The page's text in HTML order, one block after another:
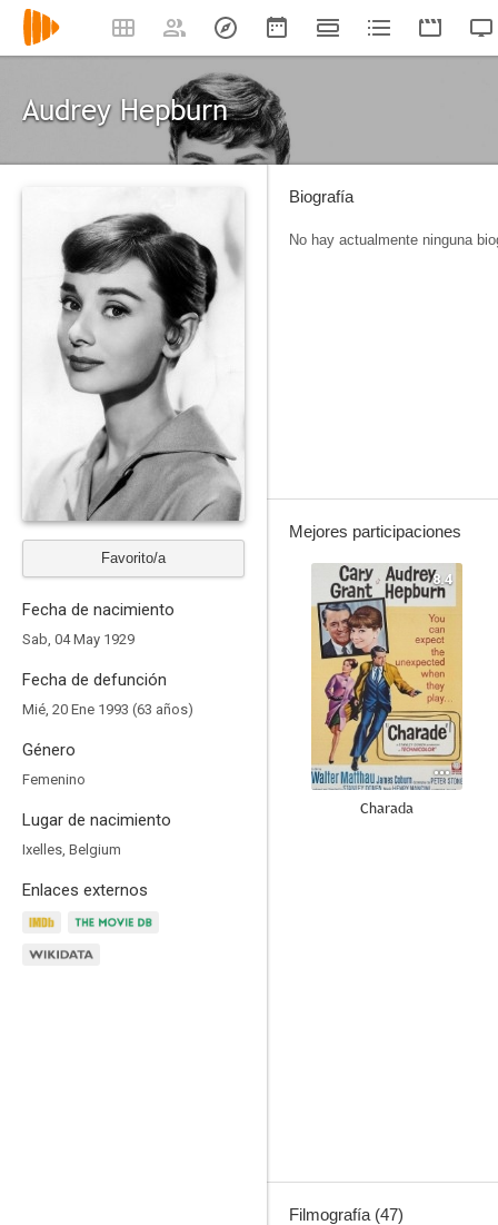
Audrey Hepburn
Favorito/a
Fecha de nacimiento
Sab, 04 May 1929
Fecha de defunción
Mié, 20 Ene 1993 (63 años)
Género
Femenino
Lugar de nacimiento
Ixelles, Belgium
Enlaces externos
Biografía
No hay actualmente ninguna
Mejores participaciones
8.4
Charada
Filmografía (47)